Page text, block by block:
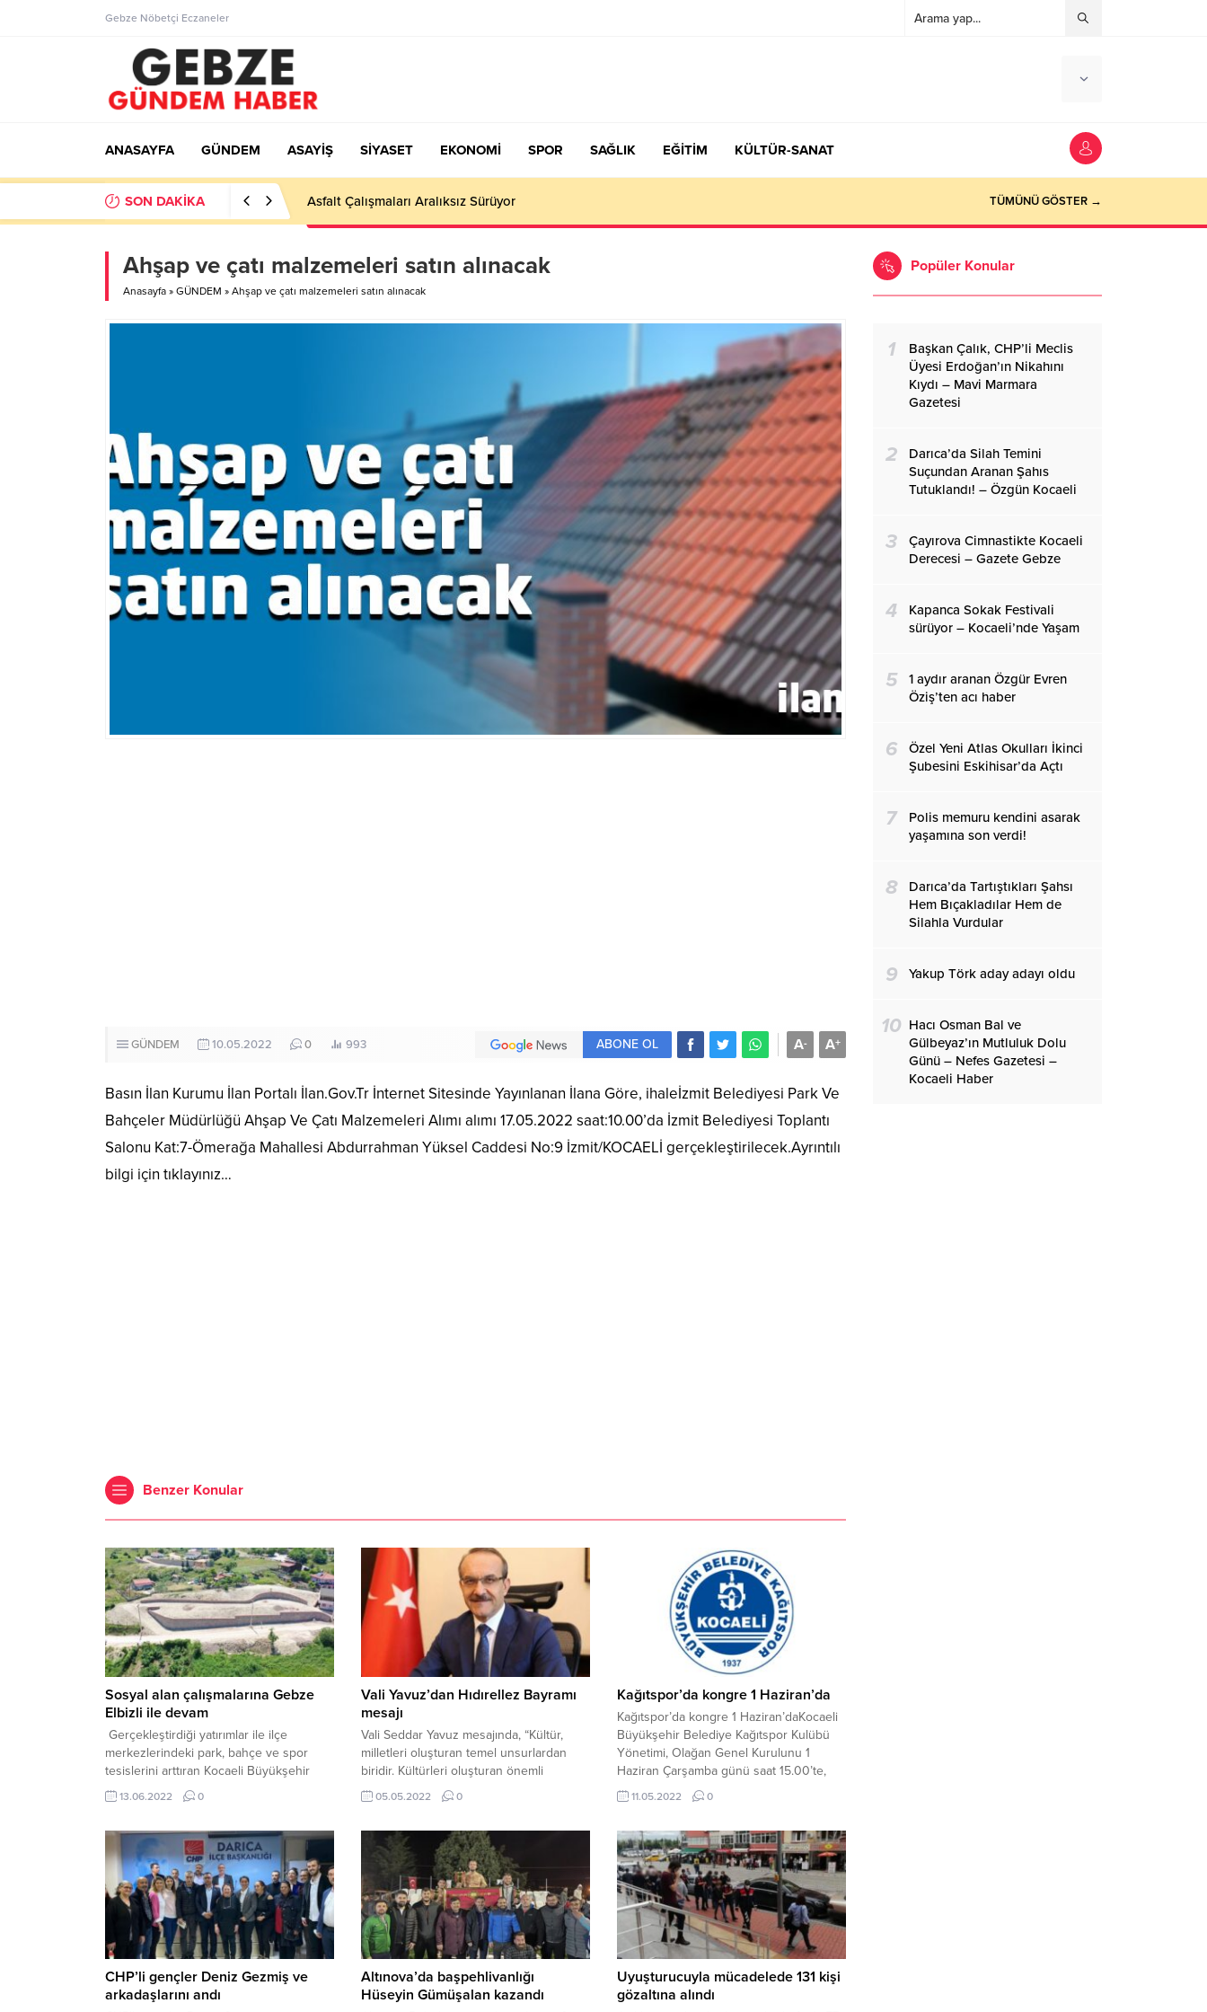
Gebze Nöbetçi Eczaneler
ANASAYFA GÜNDEM ASAYİŞ SİYASET EKONOMİ SPOR SAĞLIK EĞİTİM KÜLTÜR-SANAT
SON DAKİKA Ortaöğretime Geçiş Tercih ve Yerleştirme Kılavuzu yayımlandı – Nefes Gazetesi – Kocaeli Haber TÜMÜNÜ GÖSTER →
Ahşap ve çatı malzemeleri satın alınacak
Anasayfa » GÜNDEM » Ahşap ve çatı malzemeleri satın alınacak
GÜNDEM 10.05.2022 0 993 A+
A-
ABONE OL
Basın İlan Kurumu İlan Portalı İlan.Gov.Tr İnternet Sitesinde Yayınlanan İlana Göre, ihaleİzmit Belediyesi Park Ve
Bahçeler Müdürlüğü Ahşap Ve Çatı Malzemeleri Alımı alımı 17.05.2022 saat:10.00’da İzmit Belediyesi Toplantı
Salonu Kat:7-Ömerağa Mahallesi Abdurrahman Yüksel Caddesi No:9 İzmit/KOCAELİ gerçekleştirilecek.Ayrıntılı
bilgi için tıklayınız…
Benzer Konular
Sosyal alan çalışmalarına Gebze
Elbizli ile devam
Gerçekleştirdiği yatırımlar ile ilçe
merkezlerindeki park, bahçe ve spor
tesislerini arttıran Kocaeli Büyükşehir
Belediyesi, kırsal kesimlerde yaşayan
vatandaşların hayatına değer katan
kapsamda Gebze’nin Elbizli Mahallesine,
içerisinde yürüyüş yolları ile çocuk oyun
grupların olacağı bir park inşa ediliyor.
ÇOCUK VE YETİŞKİNLER İÇİN Park ve...
13.06.2022 0
Vali Yavuz’dan Hıdırellez Bayramı
mesajı
Vali Seddar Yavuz mesajında, “Kültür,
milletleri oluşturan temel unsurlardan
biridir. Kültürleri oluşturan önemli
unsurların başında ise gelenek, görenek,
töre ve inançlar gelmektedir. Bir millet
sağlıklı olarak aktardığı ölçüde varlığını
sürdürebilir. Geçmişle gelecek arasında
köprü vazifesi gören, insanları birbirine
yakınlaştıran, birlikteliğimizi güçlendiren
kültürel değerlerimizi korumak ve
gelecek...
05.05.2022 0
Kağıtspor’da kongre 1 Haziran’da
Kağıtspor’da kongre 1 Haziran’daKocaeli
Büyükşehir Belediye Kağıtspor Kulübü
Yönetimi, Olağan Genel Kurulunu 1
Haziran Çarşamba günü saat 15.00’te,
Kulüp Binası Eğitim Salonu’nda
gerçekleştirilecek.
11.05.2022 0
CHP’li gençler Deniz Gezmiş ve
arkadaşlarını andı
Altınova’da başpehlivanlığı
Hüseyin Gümüşalan kazandı
Uyuşturucuyla mücadelede 131 kişi
gözaltına alındı
Popüler Konular
1
Başkan Çalık, CHP’li Meclis
Üyesi Erdoğan’ın Nikahını
Kıydı – Mavi Marmara
Gazetesi
2
Darıca’da Silah Temini
Suçundan Aranan Şahıs
Tutuklandı! – Özgün Kocaeli
3
Çayırova Cimnastikte Kocaeli
Derecesi – Gazete Gebze
4
Kapanca Sokak Festivali
sürüyor – Kocaeli’nde Yaşam
5
1 aydır aranan Özgür Evren
Öziş’ten acı haber
6
Özel Yeni Atlas Okulları İkinci
Şubesini Eskihisar’da Açtı
7
Polis memuru kendini asarak
yaşamına son verdi!
8
Darıca’da Tartıştıkları Şahsı
Hem Bıçakladılar Hem de
Silahla Vurdular
9 Yakup Törk aday adayı oldu
10 Hacı Osman Bal ve
Gülbeyaz’ın Mutluluk Dolu
Günü – Nefes Gazetesi –
Kocaeli Haber